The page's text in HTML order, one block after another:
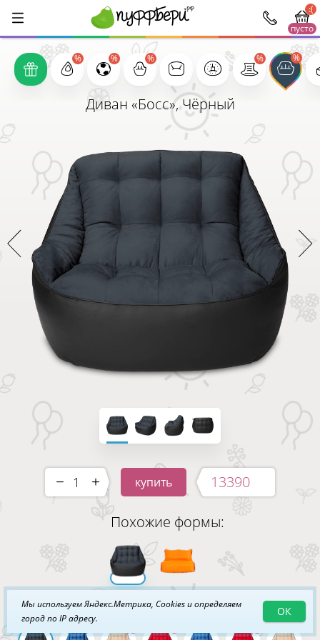
:(
пусто
Диван «Босс», Чёрный
+
- купить 13390
Похожие формы:
Доступные ткани и цвета:
Мы используем Яндекс.Метрика, Cookies и определяем
город по IP адресу.
ОК